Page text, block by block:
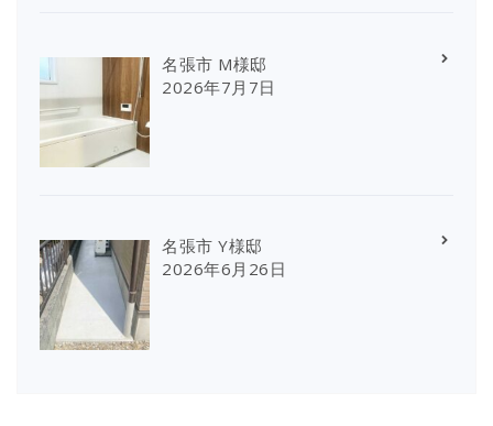
名張市 M様邸
2026年7月7日
名張市 Y様邸
2026年6月26日